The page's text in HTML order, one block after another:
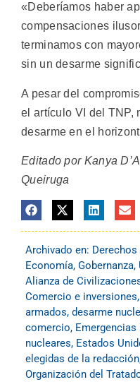
«Deberíamos haber
compensaciones
terminamos con
sin un desarme
A pesar del
el artículo VI del TNP,
desarme en el
Editado por Kanya
Queiruga
Archivado en:
Economía, Gobernanza,
Alianza de
Comercio e inversiones,
armados, desarme
comercio,
nucleares, Estados
elegidas de la redacción
Organización del